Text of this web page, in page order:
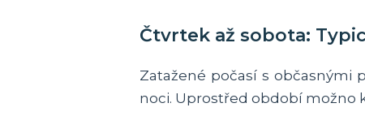
Čtvrtek až sobota:
Zatažené počasí s občasnými
noci. Uprostřed období možno